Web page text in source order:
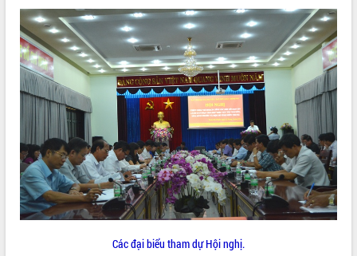
Các đại biểu tham dự Hội nghị.